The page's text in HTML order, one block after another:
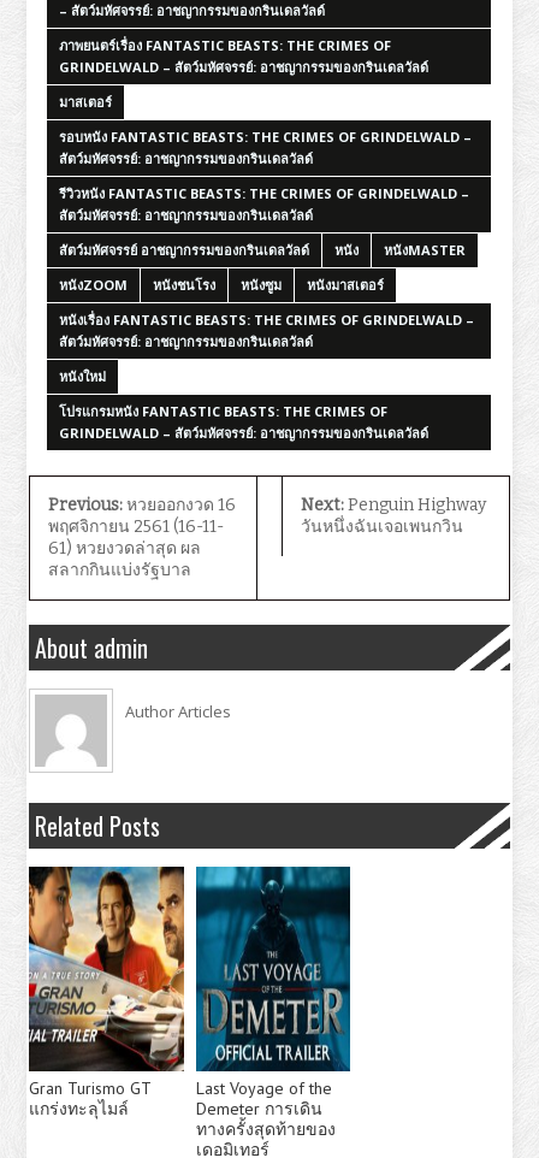
– สัตว์มหัศจรรย์: อาชญากรรมของกรินเดลวัลด์
ภาพยนตร์เรื่อง FANTASTIC BEASTS: THE CRIMES OF
GRINDELWALD – สัตว์มหัศจรรย์: อาชญากรรมของกรินเดลวัลด์
มาสเตอร์
รอบหนัง FANTASTIC BEASTS: THE CRIMES OF GRINDELWALD –
สัตว์มหัศจรรย์: อาชญากรรมของกรินเดลวัลด์
รีวิวหนัง FANTASTIC BEASTS: THE CRIMES OF GRINDELWALD –
สัตว์มหัศจรรย์: อาชญากรรมของกรินเดลวัลด์
สัตว์มหัศจรรย์ อาชญากรรมของกรินเดลวัลด์
หนัง
หนังMASTER
หนังZOOM
หนังชนโรง หนังซูม
หนังมาสเตอร์
หนังเรื่อง FANTASTIC BEASTS: THE CRIMES OF GRINDELWALD –
สัตว์มหัศจรรย์: อาชญากรรมของกรินเดลวัลด์
หนังใหม่
โปรแกรมหนัง FANTASTIC BEASTS: THE CRIMES OF
GRINDELWALD – สัตว์มหัศจรรย์: อาชญากรรมของกรินเดลวัลด์
Previous:หวยออกงวด 16
พฤศจิกายน 2561 (16-11-
61) หวยงวดล่าสุด ผล
สลากกินแบ่งรัฐบาล
Next:Penguin Highway
วันหนึ่งฉันเจอเพนกวิน
About admin
Author Articles
Related Posts
Gran Turismo GT
แกร่งทะลุไมล์
Last Voyage of the
Demeter การเดิน
ทางครั้งสุดท้ายของ
เดอมิเทอร์